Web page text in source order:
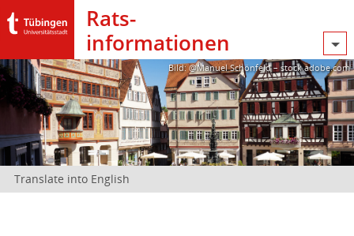
Rats­
informationen
Bild: @Manuel Schönfeld – stock.adobe.com
Translate into English